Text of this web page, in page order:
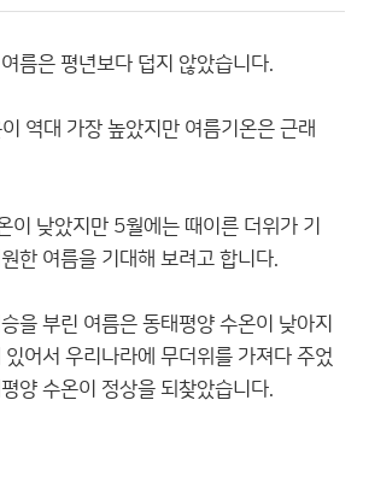
름은 평년보다 덥지 않았습니다.
역대 가장 높았지만 여름기온은 근래
이 낮았지만 5월에는 때이른 더위가 기
한 여름을 기대해 보려고 합니다.
을 부린 여름은 동태평양 수온이 낮아지
있어서 우리나라에 무더위를 가져다 주었
양 수온이 정상을 되찾았습니다.